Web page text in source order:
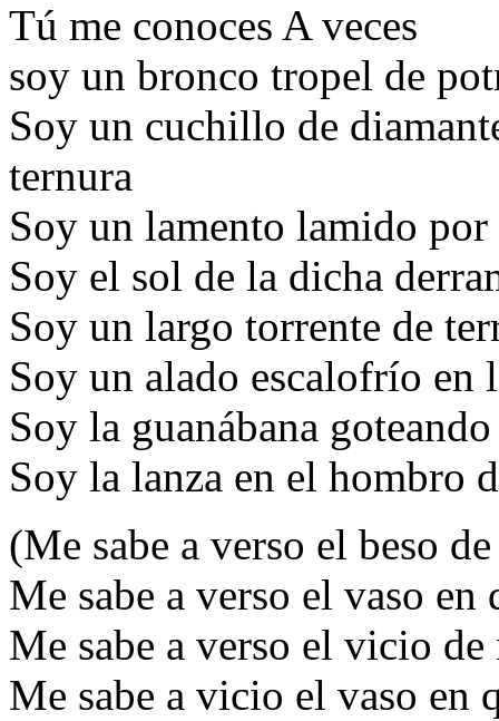
Tú me conoces A veces
soy un bronco tropel de
Soy un cuchillo de
ternura
Soy un lamento lamido
Soy el sol de la dicha
Soy un largo torrente de
Soy un alado escalofrío
Soy la guanábana
Soy la lanza en el hombro
(Me sabe a verso el beso
Me sabe a verso el vaso en
Me sabe a verso el vicio de
Me sabe a vicio el vaso en